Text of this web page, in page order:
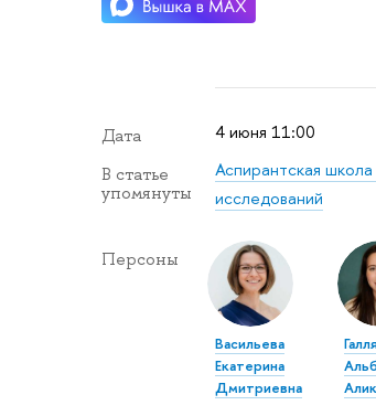
Дата 4 июня 11:00
В статье
упомянуты
Аспирантская
исследований
Персоны
Васильева
Екатерина
Дмитриевна